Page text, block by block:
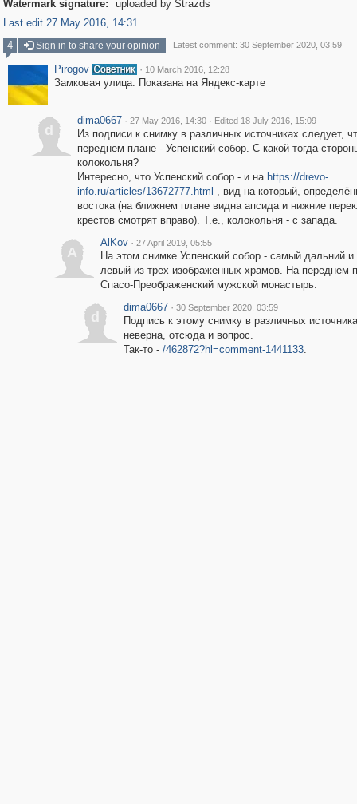
Watermark signature:
uploaded by Strazds
Last edit 27 May 2016, 14:31
4
Sign in to share your opinion Latest comment: 30 September 2020, 03:59
Pirogov · 10 March 2016, 12:28
Замковая улица. Показана на Яндекс-карте
d
dima0667 · 27 May 2016, 14:30 · Edited 18 July 2016, 15:09
Из подписи к снимку в различных источниках следует,
переднем плане - Успенский собор. С какой тогда
колокольня?
Интересно, что Успенский собор - и на https://drevo-
info.ru/articles/13672777.html , вид на который,
востока (на ближнем плане видна апсида и нижние
крестов смотрят вправо). Т.е., колокольня - с запада.
A
AlKov · 27 April 2019, 05:55
На этом снимке Успенский собор - самый дальний
левый из трех изображенных храмов. На переднем
Спасо-Преображенский мужской монастырь.
d
dima0667 · 30 September 2020, 03:59
Подпись к этому снимку в различных
неверна, отсюда и вопрос.
Так-то - /462872?hl=comment-1441133.